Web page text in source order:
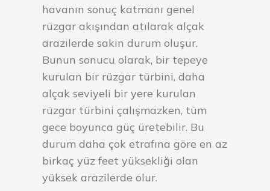
havanın sonuç katmanı genel
rüzgar akışından atılarak alçak
arazilerde sakin durum oluşur.
Bunun sonucu olarak, bir tepeye
kurulan bir rüzgar türbini, daha
alçak seviyeli bir yere kurulan
rüzgar türbini çalışmazken, tüm
gece boyunca güç üretebilir. Bu
durum daha çok etrafına göre en az
birkaç yüz feet yüksekliği olan
yüksek arazilerde olur.